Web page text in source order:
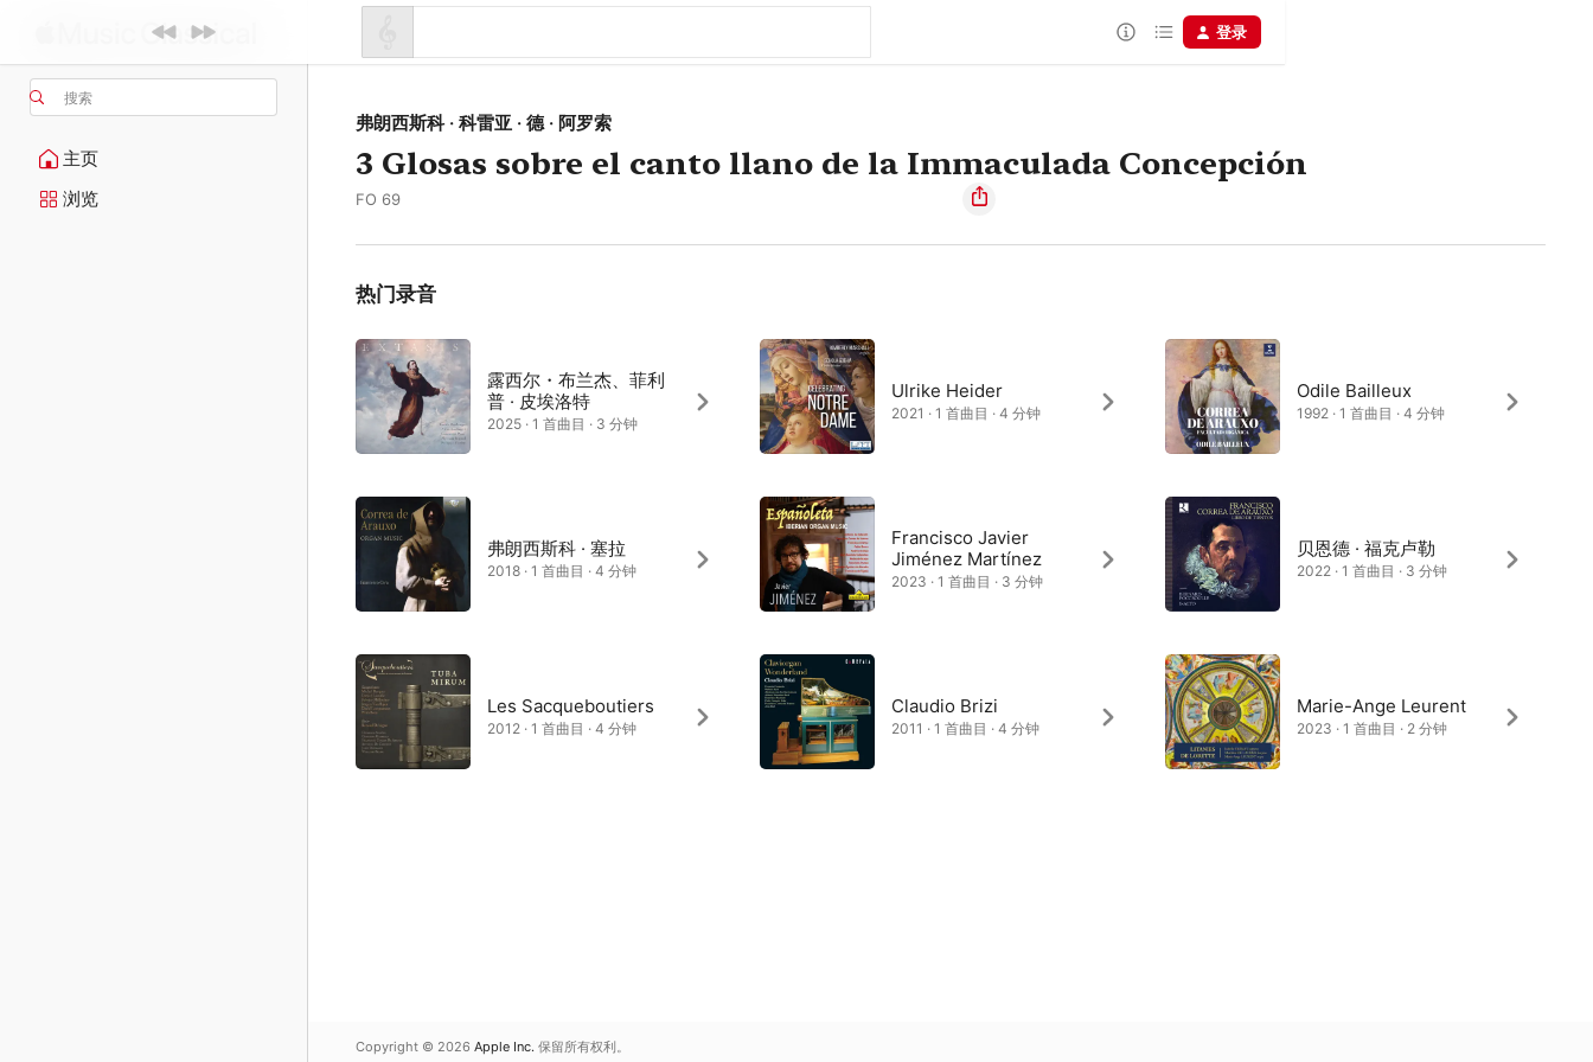
搜索
主页
浏览
登录
弗朗西斯科 · 科雷亚 · 德 · 阿罗索
3 Glosas sobre el canto llano de la Immaculada Concepción
FO 69
热门录音
露西尔・布兰杰、菲利
普 · 皮埃洛特
2025 · 1 首曲目 · 3 分钟
弗朗西斯科 · 塞拉
2018 · 1 首曲目 · 4 分钟
Les Sacqueboutiers
2012 · 1 首曲目 · 4 分钟
Ulrike Heider
2021 · 1 首曲目 · 4 分钟
Francisco Javier
Jiménez Martínez
2023 · 1 首曲目 · 3 分钟
Claudio Brizi
2011 · 1 首曲目 · 4 分钟
Odile Bailleux
1992 · 1 首曲目 · 4 分钟
贝恩德 · 福克卢勒
2022 · 1 首曲目 · 3 分钟
Marie-Ange Leurent
2023 · 1 首曲目 · 2 分钟
Copyright © 2026 Apple Inc. 保留所有权利。